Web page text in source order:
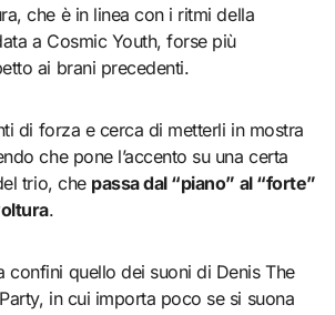
che è in linea con i ritmi della
a Cosmic Youth, forse più
ai brani precedenti.
di forza e cerca di metterli in mostra
che pone l’accento su una certa
trio, che passa dal “piano” al “forte”
.
confini quello dei suoni di Denis The
in cui importa poco se si suona